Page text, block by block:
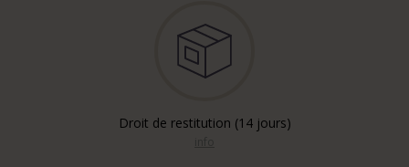
Droit de restitution (14 jours)